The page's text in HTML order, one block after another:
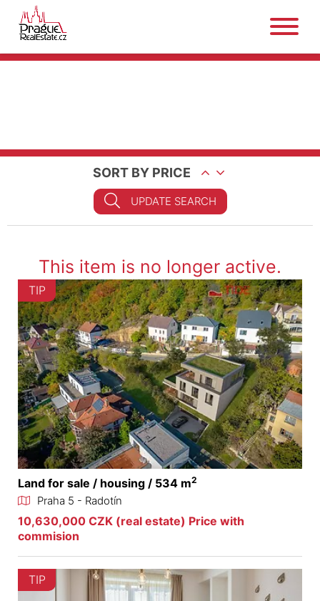
SORT BY PRICE
UPDATE SEARCH
This item is no longer active.
TIP
Land for sale / housing / 534 m2
Praha 5 - Radotín
10,630,000 CZK (real estate) Price with
commision
TIP